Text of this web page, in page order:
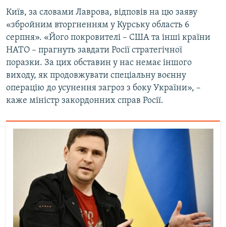
Київ, за словами Лаврова, відповів на цю заяву
«збройним вторгненням у Курську область 6
серпня». «Його покровителі – США та інші країни
НАТО – прагнуть завдати Росії стратегічної
поразки. За цих обставин у нас немає іншого
виходу, як продовжувати спеціальну воєнну
операцію до усунення загроз з боку України», –
каже міністр закордонних справ Росії.